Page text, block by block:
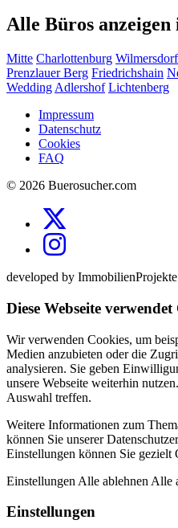
Alle Büros anzeigen
Mitte Charlottenburg Wilmersdorf
Prenzlauer Berg Friedrichshain
Wedding Adlershof Lichtenberg
Impressum
Datenschutz
Cookies
FAQ
© 2026 Buerosucher.com
developed by
Diese Webseite
Wir verwenden Cookies, um
Medien anzubieten oder die
analysieren. Sie geben
unsere Webseite weiterhin
Auswahl treffen.
Weitere Informationen zum
können Sie unserer
Einstellungen können Sie gezielt
Einstellungen Alle ablehnen Alle
Einstellungen